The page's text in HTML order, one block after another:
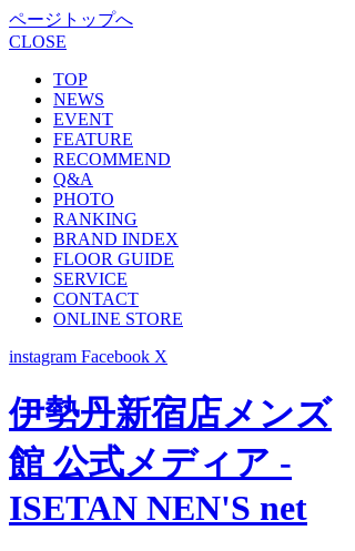
ページトップへ
CLOSE
TOP
NEWS
EVENT
FEATURE
RECOMMEND
Q&A
PHOTO
RANKING
BRAND INDEX
FLOOR GUIDE
SERVICE
CONTACT
ONLINE STORE
instagram Facebook X
伊勢丹新宿店メンズ
館 公式メディア -
ISETAN NEN'S net